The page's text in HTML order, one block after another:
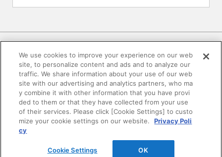
電子公告 このWEBサイトについて
プライバシーポリシー
SNSコミュニティガイドライン サイトマップ
©DAIKEN Corporation All Rights Reserved.
We use cookies to improve your experience on our web
site, to personalize content and ads and to analyze our
traffic. We share information about your use of our web
site with our advertising and analytics partners, who ma
y combine it with other information that you have provi
ded to them or that they have collected from your use
of their services. Please click [Cookie Settings] to custo
mize your cookie settings on our website.
Privacy Poli
cy
Cookie Settings OK